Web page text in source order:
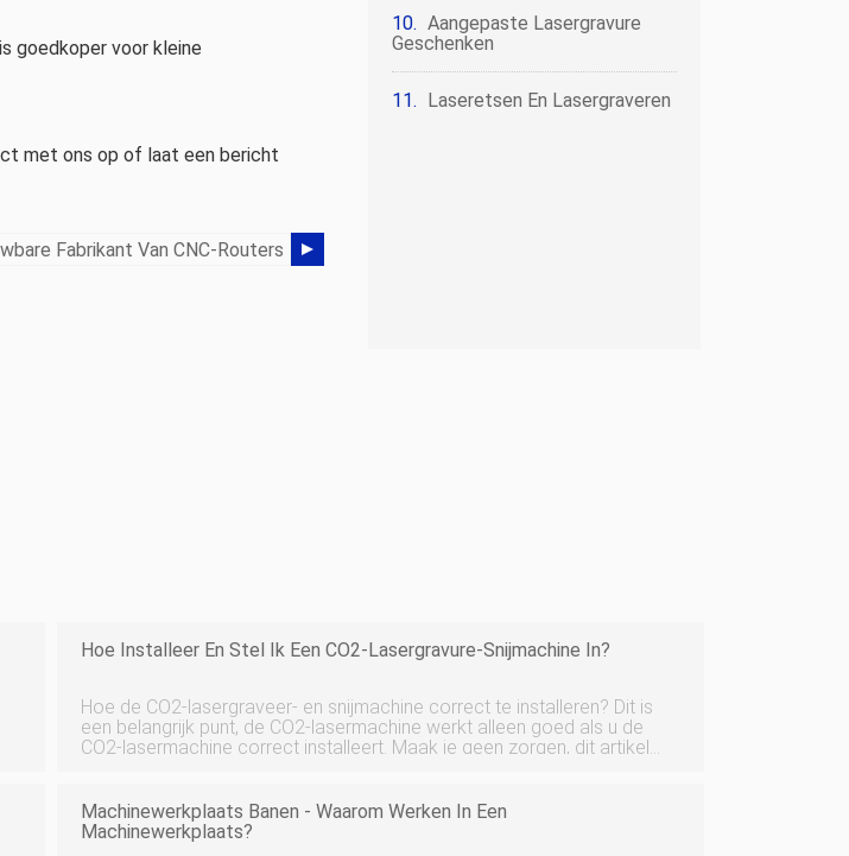
goedkoper voor kleine
met ons op of laat een bericht
Fabrikant Van CNC-Routers
Aangepaste Lasergravure
Geschenken
Laseretsen En Lasergraveren
Hoe Installeer En Stel Ik Een CO2-Lasergravure-Snijmachine In?
Hoe de CO2-lasergraveer- en snijmachine correct te installeren? Dit is
een belangrijk punt, de CO2-lasermachine werkt alleen goed als u de
CO2-lasermachine correct installeert. Maak je geen zorgen, dit artikel
Machinewerkplaats Banen - Waarom Werken In Een
Machinewerkplaats?